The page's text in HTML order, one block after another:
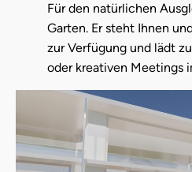
Für den natürlichen
Garten. Er steht Ihnen
zur Verfügung und lädt
oder kreativen Meetings